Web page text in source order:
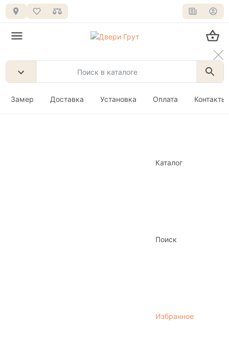
Замер Доставка Установка Оплата Контакты
Каталог
Поиск
Избранное